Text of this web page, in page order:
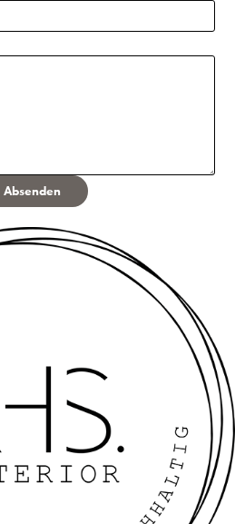
Absenden